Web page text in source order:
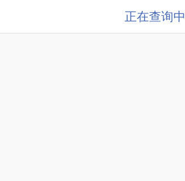
正在查询中